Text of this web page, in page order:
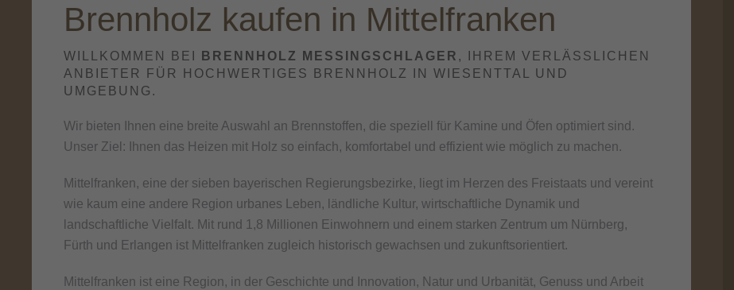
Brennholz kaufen in Mittelfranken
WILLKOMMEN BEI BRENNHOLZ MESSINGSCHLAGER , IHREM VERLÄSSLICHEN
ANBIETER FÜR HOCHWERTIGES BRENNHOLZ IN WIESENTTAL UND
UMGEBUNG .
Wir bieten Ihnen eine breite Auswahl an Brennstoffen, die speziell für Kamine und Öfen optimiert sind.
Unser Ziel: Ihnen das Heizen mit Holz so einfach, komfortabel und effizient wie möglich zu machen.
Mittelfranken, eine der sieben bayerischen Regierungsbezirke, liegt im Herzen des Freistaats und vereint
wie kaum eine andere Region urbanes Leben, ländliche Kultur, wirtschaftliche Dynamik und
landschaftliche Vielfalt. Mit rund 1,8 Millionen Einwohnern und einem starken Zentrum um Nürnberg,
Fürth und Erlangen ist Mittelfranken zugleich historisch gewachsen und zukunftsorientiert.
Mittelfranken ist eine Region, in der Geschichte und Innovation, Natur und Urbanität, Genuss und Arbeit